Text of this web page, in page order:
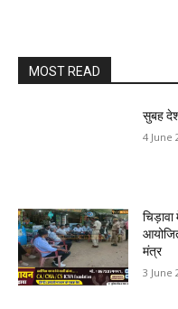
MOST READ
सुबह
4 June
मंत्र
3 June